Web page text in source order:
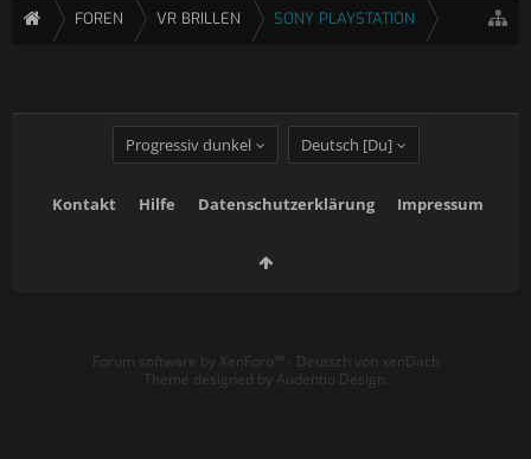
FOREN VR BRILLEN SONY PLAYSTATION
Progressiv dunkel Deutsch [Du]
Kontakt Hilfe Datenschutzerklärung Impressum
Forum software by XenForo™ - Deutsch von xenDach
Theme designed by Audentio Design.